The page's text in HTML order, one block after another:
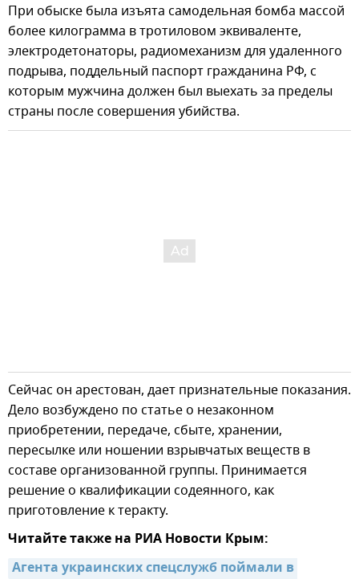
При обыске была изъята самодельная бомба массой
более килограмма в тротиловом эквиваленте,
электродетонаторы, радиомеханизм для удаленного
подрыва, поддельный паспорт гражданина РФ, с
которым мужчина должен был выехать за пределы
страны после совершения убийства.
Сейчас он арестован, дает признательные показания.
Дело возбуждено по статье о незаконном
приобретении, передаче, сбыте, хранении,
пересылке или ношении взрывчатых веществ в
составе организованной группы. Принимается
решение о квалификации содеянного, как
приготовление к теракту.
Читайте также на РИА Новости Крым:
Агента украинских спецслужб поймали в